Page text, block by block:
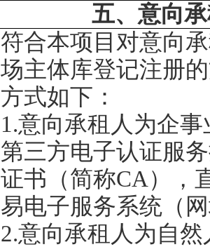
五、意向
符合本项目对意向
场主体库登记注册
方式如下：
1.意向承租人为企事
第三方电子认证服
证书 （简称CA） ，
易电子服务系统（
2.意向承租人为自然